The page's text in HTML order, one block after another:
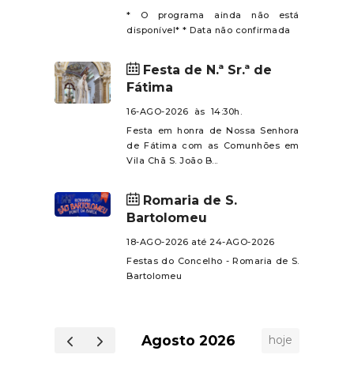
* O programa ainda não está
disponível* * Data não confirmada
Festa de N.ª Sr.ª de
Fátima
16-AGO-2026 às 14:30h.
Festa em honra de Nossa Senhora
de Fátima com as Comunhões em
Vila Chã S. João B...
Romaria de S.
Bartolomeu
18-AGO-2026 até 24-AGO-2026
Festas do Concelho - Romaria de S.
Bartolomeu
Agosto 2026 hoje